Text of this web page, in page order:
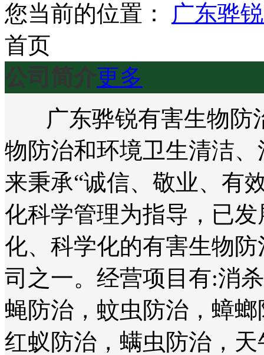
您当前的位置：
广东骅
首页
公司简介更多
广东骅锐有害生物防
物防治和环境卫生清洁
来秉承“诚信、敬业、有
化科学管理为指导，已
化、科学化的有害生物
司之一。经营项目有:消
蝇防治，蚊虫防治，蟑
红蚁防治，螨虫防治，